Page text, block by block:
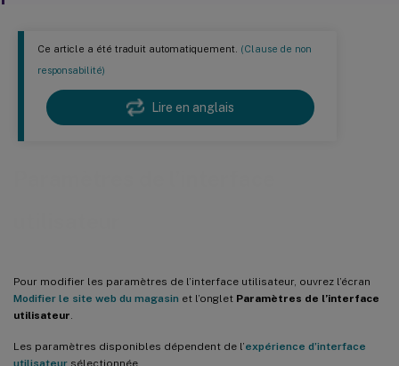
Ce article a été traduit automatiquement. (Clause de non
responsabilité)
Lire en anglais
Pour modifier les paramètres de l’interface utilisateur, ouvrez l’écran
Modifier le site web du magasin et l’onglet Paramètres de l’interface
utilisateur
Les paramètres disponibles dépendent de l’expérience d’interface
utilisateur sélectionnée.